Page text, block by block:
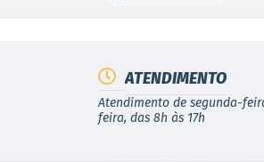
ATENDIMENTO
Atendimento de segunda-
feira, das 8h às 17h